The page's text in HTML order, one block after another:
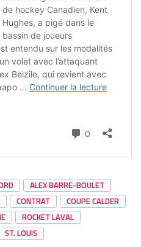
ALEX BARRE-BOULET
CONTRAT
COUPE CALDER
ROCKET LAVAL
ST. LOUIS